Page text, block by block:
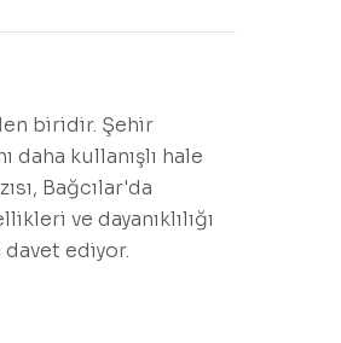
biridir. Şehir
daha kullanışlı hale
Bağcılar'da
ve dayanıklılığı
ediyor.